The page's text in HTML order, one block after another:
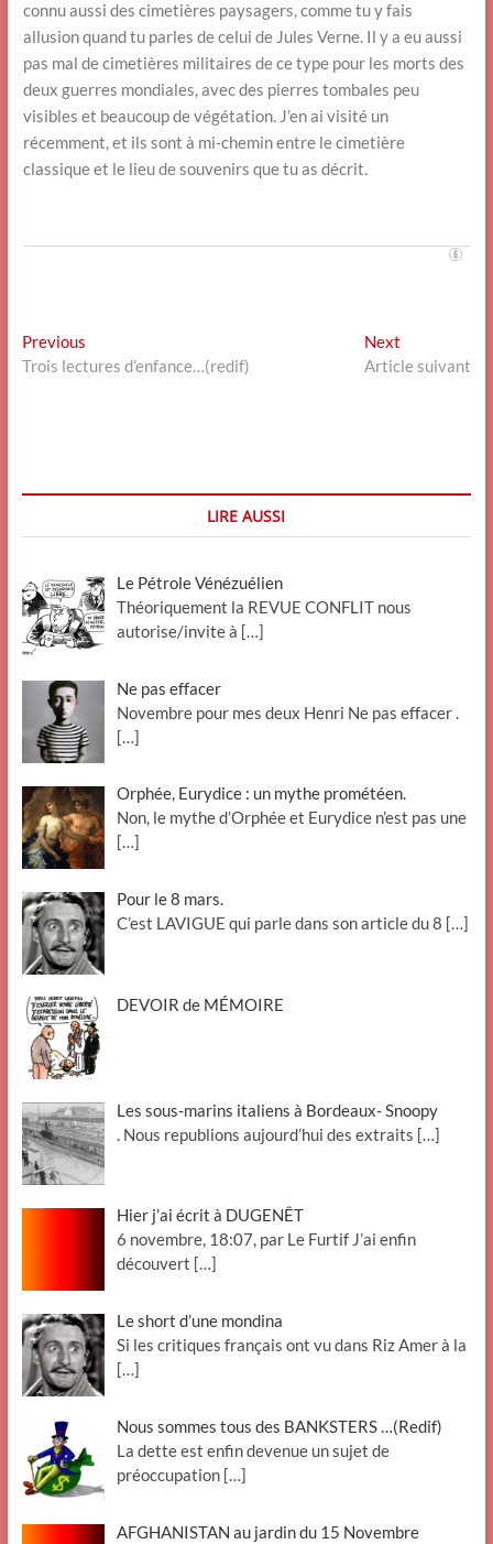
connu aussi des cimetières paysagers, comme tu y fais
allusion quand tu parles de celui de Jules Verne. Il y a eu aussi
pas mal de cimetières militaires de ce type pour les morts des
deux guerres mondiales, avec des pierres tombales peu
visibles et beaucoup de végétation. J’en ai visité un
récemment, et ils sont à mi-chemin entre le cimetière
classique et le lieu de souvenirs que tu as décrit.
Navigation
de
PreviousPrevious
post:
Trois lectures d’enfance…(redif)
Next
post:
Article suivant
LIRE AUSSI
Le Pétrole Vénézuélien
Théoriquement la REVUE CONFLIT nous
autorise/invite à […]
Ne pas effacer
Novembre pour mes deux Henri Ne pas effacer .
[…]
Orphée, Eurydice : un mythe prométéen.
Non, le mythe d’Orphée et Eurydice n’est pas une
[…]
Pour le 8 mars.
C’est LAVIGUE qui parle dans son article du 8 […]
DEVOIR de MÉMOIRE
Les sous-marins italiens à Bordeaux- Snoopy
. Nous republions aujourd’hui des extraits […]
Hier j’ai écrit à DUGENÊT
6 novembre, 18:07, par Le Furtif J’ai enfin
découvert […]
Le short d’une mondina
Si les critiques français ont vu dans Riz Amer à la
[…]
Nous sommes tous des BANKSTERS …(Redif)
La dette est enfin devenue un sujet de
préoccupation […]
AFGHANISTAN au jardin du 15 Novembre